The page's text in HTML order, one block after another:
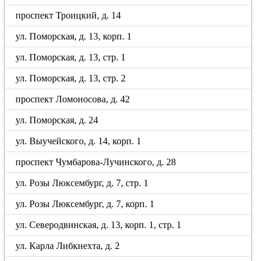
проспект Троицкий, д. 14
ул. Поморская, д. 13, корп. 1
ул. Поморская, д. 13, стр. 1
ул. Поморская, д. 13, стр. 2
проспект Ломоносова, д. 42
ул. Поморская, д. 24
ул. Выучейского, д. 14, корп. 1
проспект Чумбарова-Лучинского, д. 28
ул. Розы Люксембург, д. 7, стр. 1
ул. Розы Люксембург, д. 7, корп. 1
ул. Северодвинская, д. 13, корп. 1, стр. 1
ул. Карла Либкнехта, д. 2